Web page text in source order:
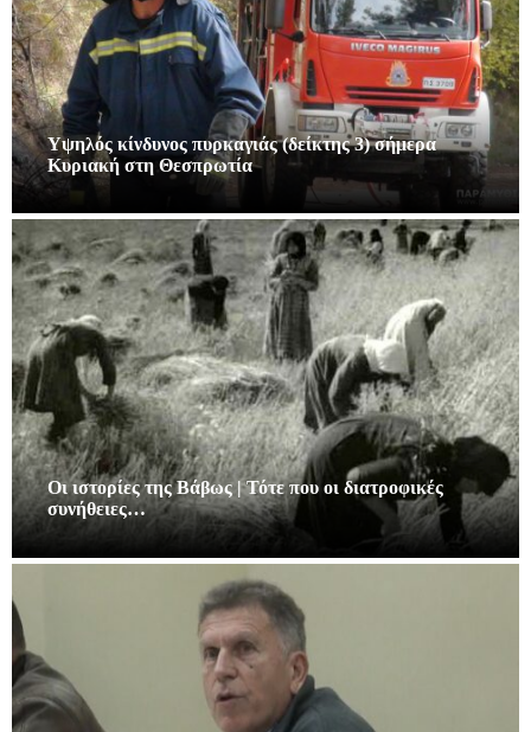
Υψηλός κίνδυνος πυρκαγιάς (δείκτης 3) σήμερα
Κυριακή στη Θεσπρωτία
Οι ιστορίες της Βάβως | Τότε που οι διατροφικές
συνήθειες…